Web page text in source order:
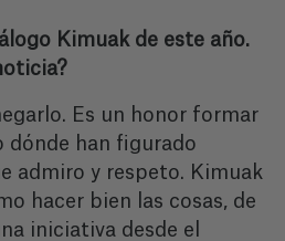
Kimuak de este año.
Es un honor formar
dónde han figurado
admiro y respeto. Kimuak
hacer bien las cosas, de
iniciativa desde el